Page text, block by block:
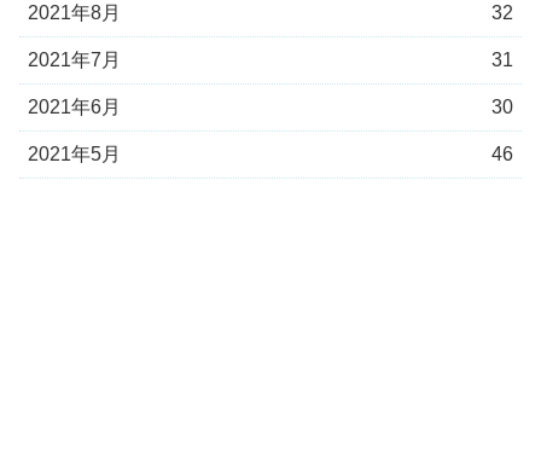
2021年8月 32
2021年7月 31
2021年6月 30
2021年5月 46